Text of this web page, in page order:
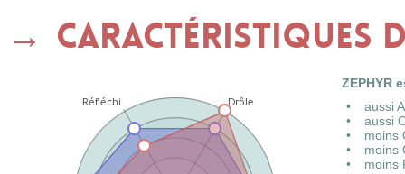
Caractéristiques
ZEPHYR
aussi
aussi
moins
moins
moins